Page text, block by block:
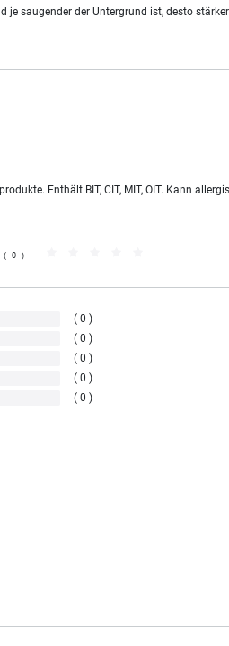
je saugender der Untergrund ist, desto
Enthält BIT, CIT, MIT, OIT. Kann
(0)
0
0
0
0
0